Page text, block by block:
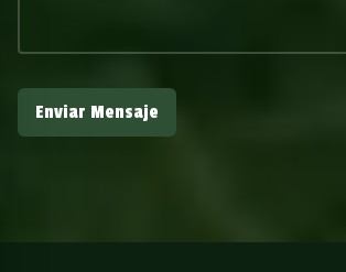
Enviar Mensaje